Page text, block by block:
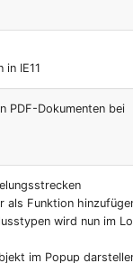
IE11
PDF-Dokumenten bei
als Funktion
wird nun im
im Popup